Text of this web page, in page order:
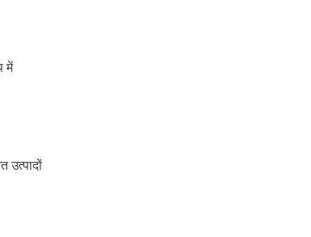
में
उत्पादों